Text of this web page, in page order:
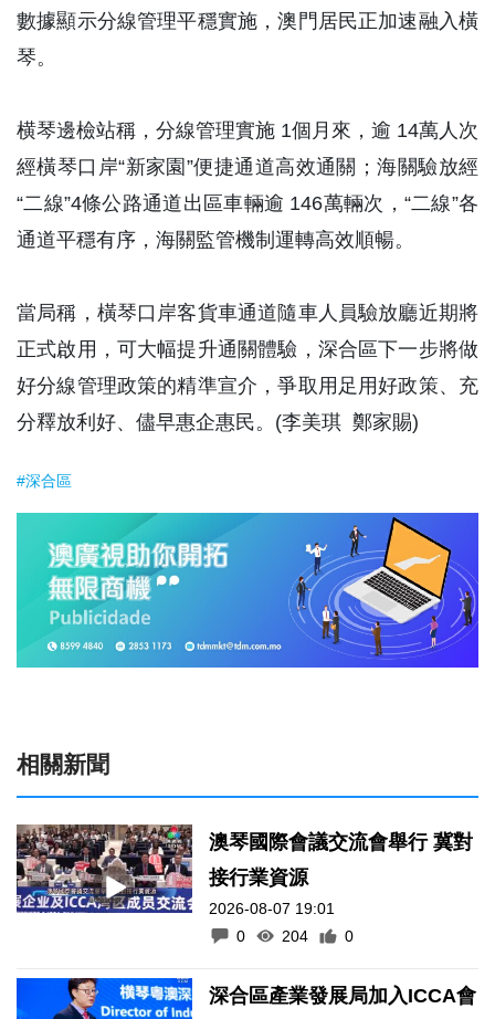
數據顯示分線管理平穩實施，澳門居民正加速融入橫
琴。
横琴邊檢站稱，分線管理實施 1個月來，逾 14萬人次
經橫琴口岸“新家園”便捷通道高效通關；海關驗放經
“二線”4條公路通道出區車輛逾 146萬輛次，“二線”各
通道平穩有序，海關監管機制運轉高效順暢。
當局稱，橫琴口岸客貨車通道隨車人員驗放廳近期將
正式啟用，可大幅提升通關體驗，深合區下一步將做
好分線管理政策的精準宣介，爭取用足用好政策、充
分釋放利好、儘早惠企惠民。(李美琪 鄭家賜)
#深合區
相關新聞
澳琴國際會議交流會舉行 冀對
接行業資源
2026-08-07 19:01
0
204 0
深合區產業發展局加入ICCA會